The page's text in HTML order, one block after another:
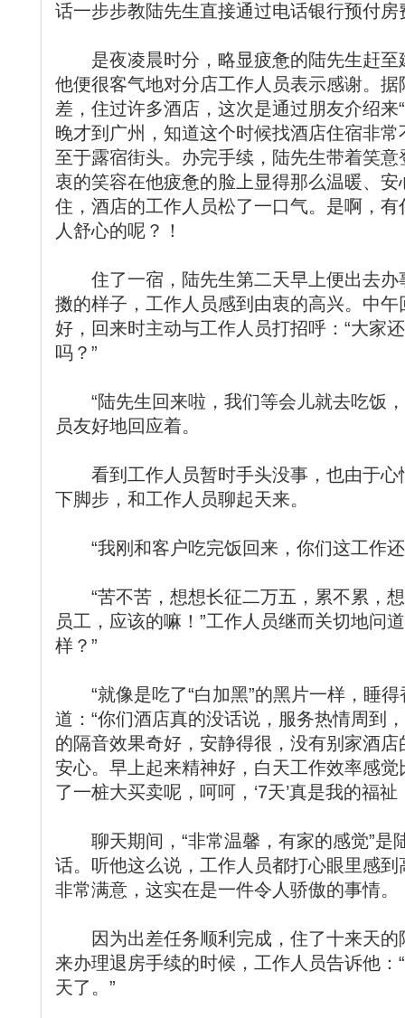
话一步步教陆先生直接通过电话银行预付房
是夜凌晨时分，略显疲惫的陆先生赶至
他便很客气地对分店工作人员表示感谢。
差，住过许多酒店，这次是通过朋友介绍来
晚才到广州，知道这个时候找酒店住宿非常
至于露宿街头。办完手续，陆先生带着笑
衷的笑容在他疲惫的脸上显得那么温暖、
住，酒店的工作人员松了一口气。是啊，
人舒心的呢？！
住了一宿，陆先生第二天早上便出去办
擞的样子，工作人员感到由衷的高兴。中
好，回来时主动与工作人员打招呼：“大家
吗？”
“陆先生回来啦，我们等会儿就去吃饭，
员友好地回应着。
看到工作人员暂时手头没事，也由于心
下脚步，和工作人员聊起天来。
“我刚和客户吃完饭回来，你们这工作还
“苦不苦，想想长征二万五，累不累，想
员工，应该的嘛！”工作人员继而关切地问
样？”
“就像是吃了“白加黑”的黑片一样，睡得
道：“你们酒店真的没话说，服务热情周到
的隔音效果奇好，安静得很，没有别家酒
安心。早上起来精神好，白天工作效率感
了一桩大买卖呢，呵呵，‘7天’真是我的福
聊天期间，“非常温馨，有家的感觉”是
话。听他这么说，工作人员都打心眼里感
非常满意，这实在是一件令人骄傲的事情。
因为出差任务顺利完成，住了十来天的
来办理退房手续的时候，工作人员告诉他：
天了。”